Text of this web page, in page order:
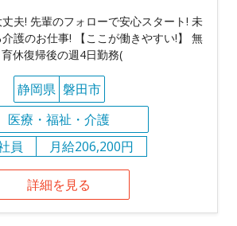
夫! 先輩のフォローで安心スタート! 未
護のお仕事! 【ここが働きやすい!】 無
休復帰後の週4日勤務(
静岡県 磐田市
医療・福祉・介護
員
月給206,200円
詳細を見る